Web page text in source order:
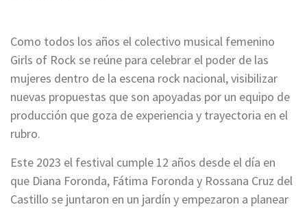
Como todos los años el colectivo musical femenino
Girls of Rock se reúne para celebrar el poder de las
mujeres dentro de la escena rock nacional, visibilizar
nuevas propuestas que son apoyadas por un equipo de
producción que goza de experiencia y trayectoria en el
rubro.
Este 2023 el festival cumple 12 años desde el día en
que Diana Foronda, Fátima Foronda y Rossana Cruz del
Castillo se juntaron en un jardín y empezaron a planear